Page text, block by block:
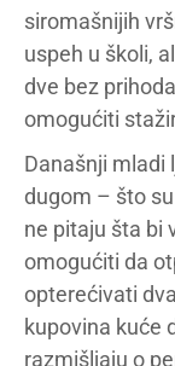
siromašnijih
uspeh u školi,
dve bez
omogućiti
Današnji mladi
dugom – što
ne pitaju šta bi
omogućiti da
opterećivati
kupovina kuće
razmišljaju o